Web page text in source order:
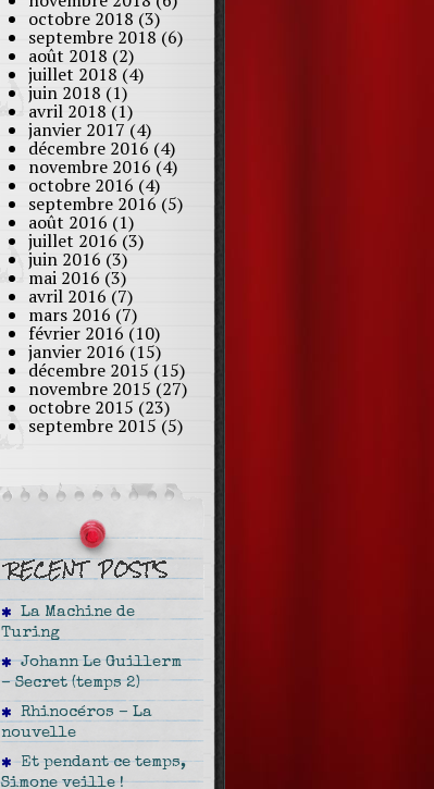
octobre 2018 (3)
septembre 2018 (6)
août 2018 (2)
juillet 2018 (4)
juin 2018 (1)
avril 2018 (1)
janvier 2017 (4)
décembre 2016 (4)
novembre 2016 (4)
octobre 2016 (4)
septembre 2016 (5)
août 2016 (1)
juillet 2016 (3)
juin 2016 (3)
mai 2016 (3)
avril 2016 (7)
mars 2016 (7)
février 2016 (10)
janvier 2016 (15)
décembre 2015 (15)
novembre 2015 (27)
octobre 2015 (23)
septembre 2015 (5)
La Machine de
Turing
Johann Le Guillerm
– Secret (temps 2)
Rhinocéros – La
nouvelle
Et pendant ce temps,
Simone veille !